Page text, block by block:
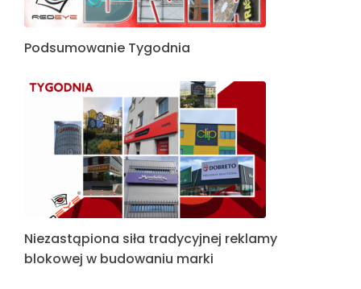
Podsumowanie Tygodnia
Niezastąpiona siła tradycyjnej reklamy
blokowej w budowaniu marki